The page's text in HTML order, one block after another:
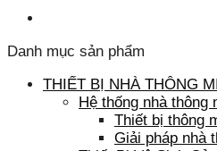
Danh mục sản phẩm
THIẾT BỊ NHÀ THÔNG
Hệ thống nhà thông
Thiết bị thông
Giải pháp nhà